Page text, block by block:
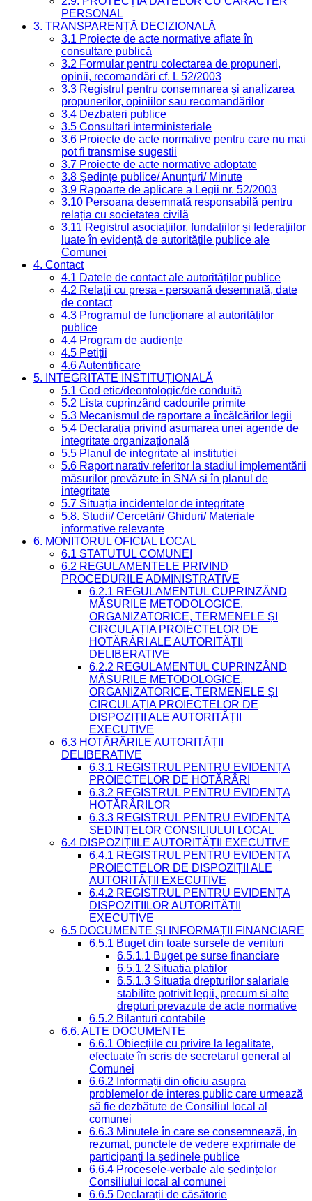
PERSONAL
3. TRANSPARENȚĂ DECIZIONALĂ
3.1 Proiecte de acte normative aflate în
consultare publică
3.2 Formular pentru colectarea de propuneri,
opinii, recomandări cf. L 52/2003
3.3 Registrul pentru consemnarea și analizarea
propunerilor, opiniilor sau recomandărilor
3.4 Dezbateri publice
3.5 Consultari interministeriale
3.6 Proiecte de acte normative pentru care nu mai
pot fi transmise sugestii
3.7 Proiecte de acte normative adoptate
3.8 Ședințe publice/ Anunțuri/ Minute
3.9 Rapoarte de aplicare a Legii nr. 52/2003
3.10 Persoana desemnată responsabilă pentru
relația cu societatea civilă
3.11 Registrul asociațiilor, fundațiilor și federațiilor
luate în evidență de autoritățile publice ale
Comunei
4. Contact
4.1 Datele de contact ale autorităților publice
4.2 Relații cu presa - persoană desemnată, date
de contact
4.3 Programul de funcționare al autorităților
publice
4.4 Program de audiențe
4.5 Petiții
4.6 Autentificare
5. INTEGRITATE INSTITUȚIONALĂ
5.1 Cod etic/deontologic/de conduită
5.2 Lista cuprinzând cadourile primite
5.3 Mecanismul de raportare a încălcărilor legii
5.4 Declarația privind asumarea unei agende de
integritate organizațională
5.5 Planul de integritate al instituției
5.6 Raport narativ referitor la stadiul implementării
măsurilor prevăzute în SNA și în planul de
integritate
5.7 Situația incidentelor de integritate
5.8. Studii/ Cercetări/ Ghiduri/ Materiale
informative relevante
6. MONITORUL OFICIAL LOCAL
6.1 STATUTUL COMUNEI
6.2 REGULAMENTELE PRIVIND
PROCEDURILE ADMINISTRATIVE
6.2.1 REGULAMENTUL CUPRINZÂND
MĂSURILE METODOLOGICE,
ORGANIZATORICE, TERMENELE ȘI
CIRCULAȚIA PROIECTELOR DE
HOTĂRÂRI ALE AUTORITĂȚII
DELIBERATIVE
6.2.2 REGULAMENTUL CUPRINZÂND
MĂSURILE METODOLOGICE,
ORGANIZATORICE, TERMENELE ȘI
CIRCULAȚIA PROIECTELOR DE
DISPOZIȚII ALE AUTORITĂȚII
EXECUTIVE
6.3 HOTĂRÂRILE AUTORITĂȚII
DELIBERATIVE
6.3.1 REGISTRUL PENTRU EVIDENȚA
PROIECTELOR DE HOTĂRÂRI
6.3.2 REGISTRUL PENTRU EVIDENȚA
HOTĂRÂRILOR
6.3.3 REGISTRUL PENTRU EVIDENȚA
ȘEDINȚELOR CONSILIULUI LOCAL
6.4 DISPOZIȚIILE AUTORITĂȚII EXECUTIVE
6.4.1 REGISTRUL PENTRU EVIDENȚA
PROIECTELOR DE DISPOZIȚII ALE
AUTORITĂȚII EXECUTIVE
6.4.2 REGISTRUL PENTRU EVIDENȚA
DISPOZIȚIILOR AUTORITĂȚII
EXECUTIVE
6.5 DOCUMENTE ȘI INFORMAȚII FINANCIARE
6.5.1 Buget din toate sursele de venituri
6.5.1.1 Buget pe surse financiare
6.5.1.2 Situatia platilor
6.5.1.3 Situatia drepturilor salariale
stabilite potrivit legii, precum si alte
drepturi prevazute de acte normative
6.5.2 Bilanturi contabile
6.6. ALTE DOCUMENTE
6.6.1 Obiecțiile cu privire la legalitate,
efectuate în scris de secretarul general al
Comunei
6.6.2 Informații din oficiu asupra
problemelor de interes public care urmează
să fie dezbătute de Consiliul local al
comunei
6.6.3 Minutele în care se consemnează, în
rezumat, punctele de vedere exprimate de
participanți la ședinele publice
6.6.4 Procesele-verbale ale ședințelor
Consiliului local al comunei
6.6.5 Declarații de căsătorie